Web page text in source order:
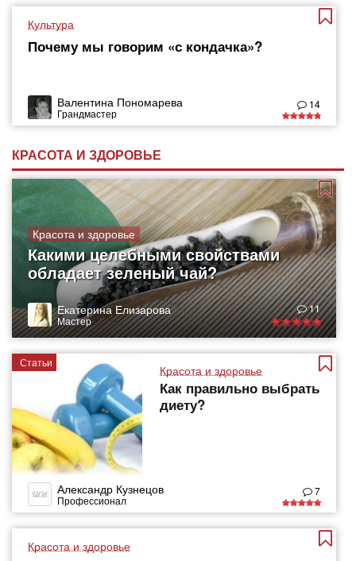
Культура
Почему мы говорим «с кондачка»?
Валентина Пономарева
Грандмастер
14
КРАСОТА И ЗДОРОВЬЕ
Красота и здоровье
Какими целебными свойствами
обладает зеленый чай?
Екатерина Елизарова
Мастер
11
Статьи
Красота и здоровье
Как правильно выбрать
диету?
Александр Кузнецов
Профессионал
7
Красота и здоровье